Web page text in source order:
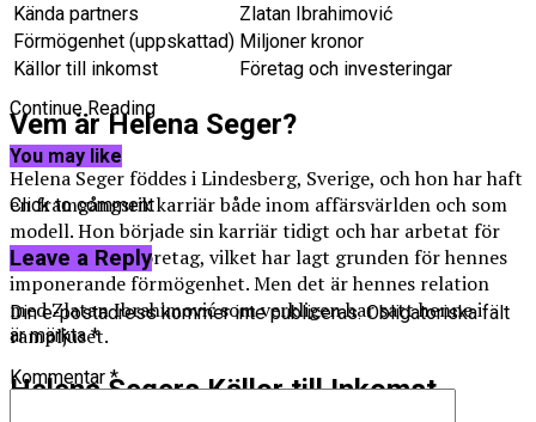
Kända partners
Zlatan Ibrahimović
Förmögenhet (uppskattad) Miljoner kronor
Källor till inkomst
Företag och investeringar
Vem är Helena Seger?
Helena Seger föddes i Lindesberg, Sverige, och hon har haft
en framgångsrik karriär både inom affärsvärlden och som
modell. Hon började sin karriär tidigt och har arbetat för
flera välkända företag, vilket har lagt grunden för hennes
imponerande förmögenhet. Men det är hennes relation
med Zlatan Ibrahimović som verkligen har satt henne i
rampljuset.
Helena Segers Källor till Inkomst
Continue Reading
You may like
Click to comment
Leave a Reply
Din e-postadress kommer inte publiceras. Obligatoriska fält
är märkta*
Kommentar*